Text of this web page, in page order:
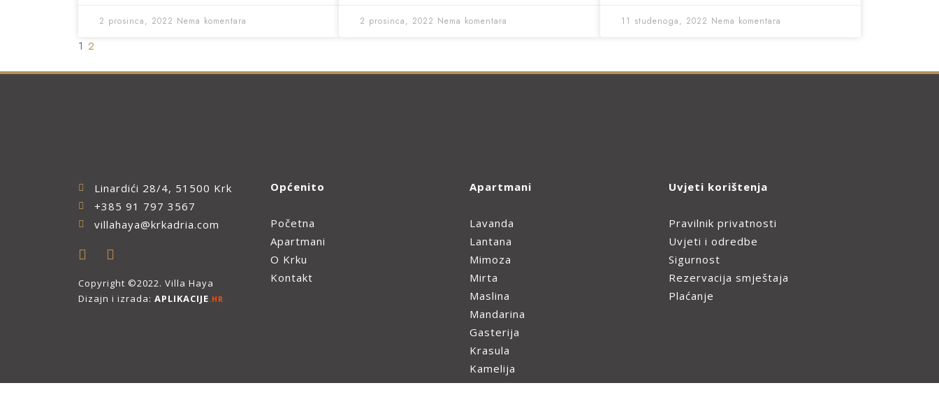
2 prosinca, 2022 Nema komentara 2 prosinca, 2022 Nema komentara 11 studenoga, 2022 Nema komentara
1 2
Linardići 28/4, 51500 Krk
+385 91 797 3567
villahaya@krkadria.com
Copyright ©2022. Villa Haya
Dizajn i izrada: APLIKACIJE.HR
Općenito
Početna
Apartmani
O Krku
Kontakt
Apartmani
Lavanda
Lantana
Mimoza
Mirta
Maslina
Mandarina
Gasterija
Krasula
Kamelija
Uvjeti korištenja
Pravilnik privatnosti
Uvjeti i odredbe
Sigurnost
Rezervacija smještaja
Plaćanje